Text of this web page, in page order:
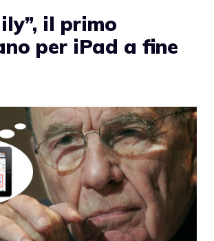
il primo
per iPad a fine